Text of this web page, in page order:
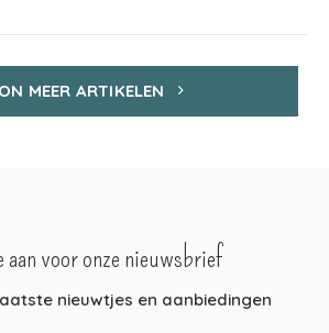
MEER ARTIKELEN
aan voor onze nieuwsbrief
nieuwtjes en aanbiedingen